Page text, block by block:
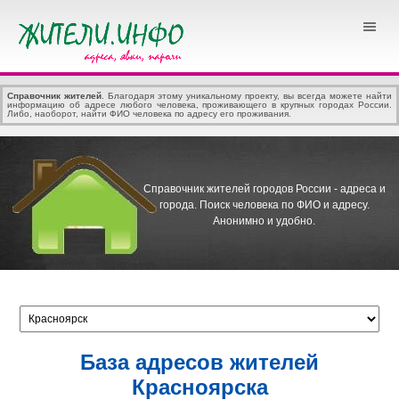
Справочник жителей . Благодаря этому уникальному проекту, вы всегда можете найти
информацию об адресе любого человека, проживающего в крупных городах России.
Либо, наоборот, найти ФИО человека по адресу его проживания.
Справочник жителей городов России - адреса и
города. Поиск человека по ФИО и адресу.
Анонимно и удобно.
База адресов жителей
Красноярска